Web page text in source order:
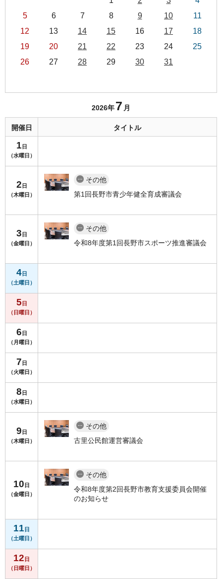
5
6 7 8 9 10
11
12
13 14 15 16 17
18
19
20 21 22 23 24
25
26
27 28 29 30 31
2026年7 月
開催日 タイトル
1 日
（水曜日）
2 日
（木曜日）
その他
第1回長野市青少年健全育成審議会
3 日
（金曜日）
その他
令和8年度第1回長野市スポーツ推進審議会
4日
（土曜日）
5 日
（日曜日）
6 日
（月曜日）
7 日
（火曜日）
8 日
（水曜日）
9 日
（木曜日）
その他
古里公民館運営審議会
10 日
（金曜日）
その他
令和8年度第2回長野市教育支援委員会開催
のお知らせ
11 日
（土曜日）
12 日
（日曜日）